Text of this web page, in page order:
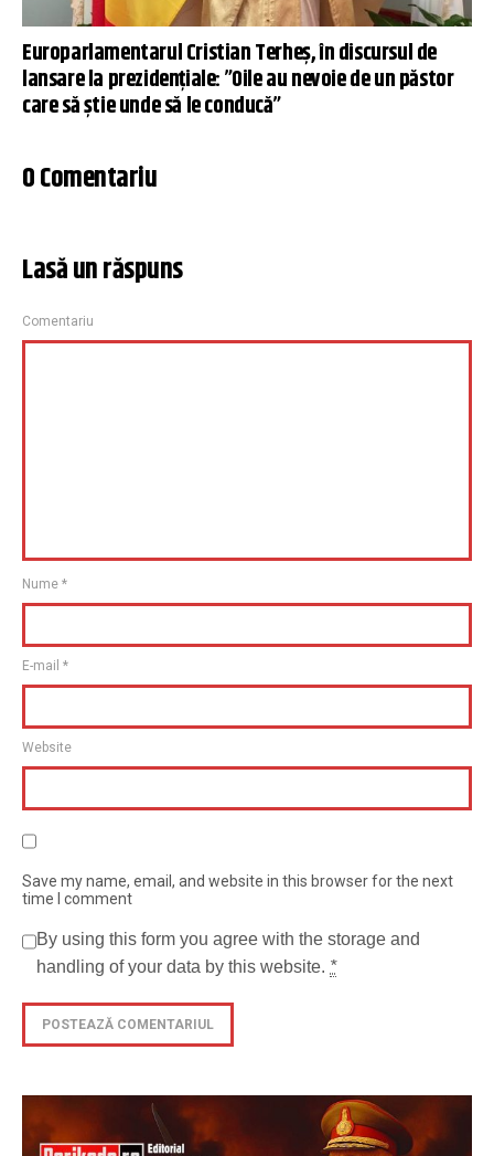
Europarlamentarul Cristian Terheș, în discursul de
lansare la prezidențiale: ”Oile au nevoie de un păstor
care să știe unde să le conducă”
0 Comentariu
Lasă un răspuns
Comentariu
Nume *
E-mail *
Website
Save my name, email, and website in this browser for the next
time I comment
By using this form you agree with the storage and
handling of your data by this website. *